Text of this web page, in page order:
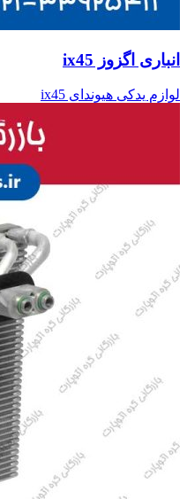
انباری اگزوز ix45
لوازم یدکی هیوندای ix45